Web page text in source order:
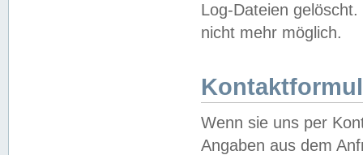
Log-Dateien
nicht mehr möglich.
Wenn sie uns per
Angaben aus dem